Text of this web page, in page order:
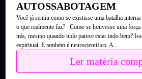
AUTOSSABOTAGEM
Você já sentiu como se existisse uma batalha
o que realmente faz? Como se houvesse uma
trás, mesmo quando tudo parece estar indo bem?
espiritual. E também é neurocientífico. A...
Ler matéria